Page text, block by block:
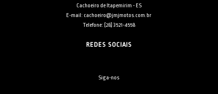
Cachoeiro de Itapemirim - ES
E-mail: cachoeiro@jmjmotos.com.br
Telefone: [28] 3521-4558
REDES SOCIAIS
Siga-nos